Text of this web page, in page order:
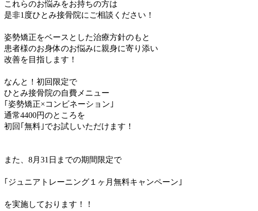
これらのお悩みをお持ちの方は
是非1度ひとみ接骨院にご相談ください！
姿勢矯正をベースとした治療方針のもと
患者様のお身体のお悩みに親身に寄り添い
改善を目指します！
なんと！初回限定で
ひとみ接骨院の自費メニュー
｢姿勢矯正×コンビネーション｣
通常4400円のところを
初回｢無料｣でお試しいただけます！
また、8月31日までの期間限定で
｢ジュニアトレーニング１ヶ月無料キャンペーン｣
を実施しております！！